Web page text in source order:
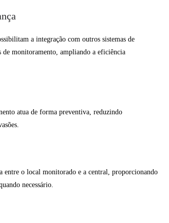
a integração com outros sistemas de
de monitoramento, ampliando a eficiência
atua de forma preventiva, reduzindo
entre o local monitorado e a central, proporcionando
necessário.